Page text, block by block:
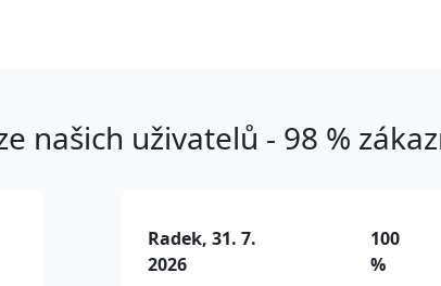
našich uživatelů - 98 %
Radek, 31. 7.
2026
100
%